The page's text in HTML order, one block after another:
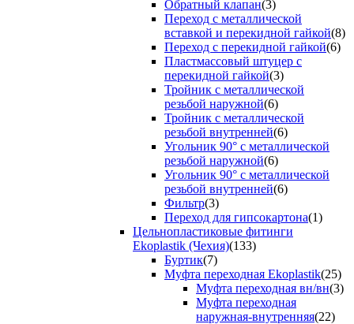
Обратный клапан(3)
Переход с металлической
вставкой и перекидной гайкой(8)
Переход с перекидной гайкой(6)
Пластмассовый штуцер с
перекидной гайкой(3)
Тройник с металлической
резьбой наружной(6)
Тройник с металлической
резьбой внутренней(6)
Угольник 90° с металлической
резьбой наружной(6)
Угольник 90° с металлической
резьбой внутренней(6)
Фильтр(3)
Переход для гипсокартона(1)
Цельнопластиковые фитинги
Ekoplastik (Чехия)(133)
Буртик(7)
Муфта переходная Ekoplastik(25)
Муфта переходная вн/вн(3)
Муфта переходная
наружная-внутренняя(22)